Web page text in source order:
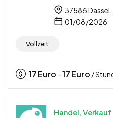
37586
01/08/2026
Vollzeit
17Euro -17Euro /
Handel, Verkauf